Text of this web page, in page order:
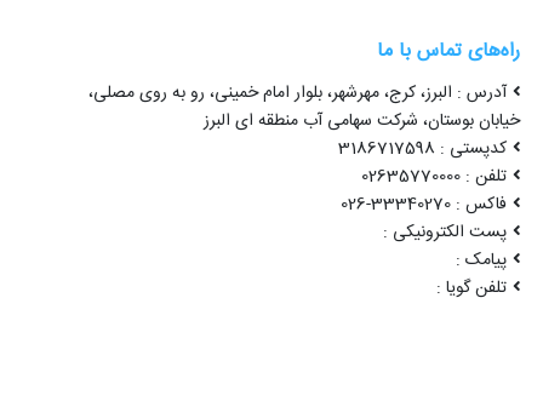
راه‌های تماس با ما
آدرس : البرز، کرج، مهرشهر، بلوار امام خمینی، رو به روی مصلی،
خیابان بوستان، شرکت سهامی آب منطقه ای البرز
کدپستی : 3186717598
تلفن : 02635770000
فاکس : 33340270-026
پست الکترونیکی :
پیامک :
تلفن گویا :